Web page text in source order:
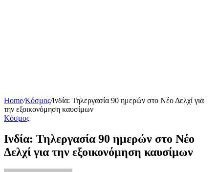
Home/Κόσμος/Ινδία: Τηλεργασία 90 ημερών στο Νέο Δελχί για
την εξοικονόμηση καυσίμων
Κόσμος
Ινδία: Τηλεργασία 90 ημερών στο Νέο
Δελχί για την εξοικονόμηση καυσίμων